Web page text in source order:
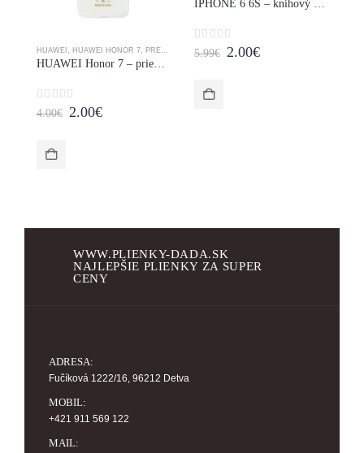
HUAWEI HUAWEI HONOR 7 PRE MOBIL
0 z 5
4.00€ Original
2.00€Current
0 z 5
5.99€ Original
2.00€Current
WWW.PLIENKY-DADA.SK
NAJLEPŠIE PLIENKY ZA SUPER
CENY
ADRESA:
Fučíková 1222/16, 96212 Detva
MOBIL:
+421 911 569 122
MAIL: